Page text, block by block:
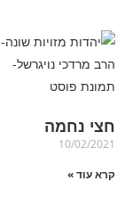
חצי נחמה
10/02/2021
קרא עוד »